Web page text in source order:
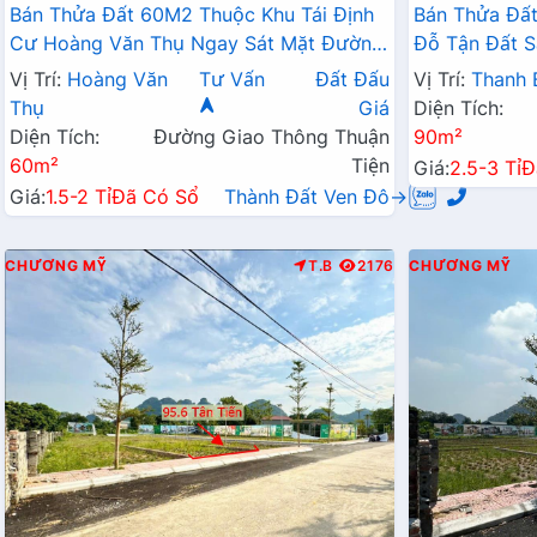
Bán Thửa Đất 60M2 Thuộc Khu Tái Định
Cư Hoàng Văn Thụ Ngay Sát Mặt Đường
Kinh Doanh QL21A
Vị Trí: Hoàng Văn
Thụ
Tư Vấn
Đất Đấu
Giá
Diện Tích:
60m²
Đường Giao Thông Thuận
Tiện
Giá:1.5-2 TỉĐã Có Sổ Thành Đất Ven Đô→
Bán Thửa
Đỗ Tận Đất
Liên Xã
Vị Trí: Thanh
Diện Tích:
90m²
Giá:2.5-3 Tỉ
CHƯƠNG MỸ T.B 2176 CHƯƠNG MỸ